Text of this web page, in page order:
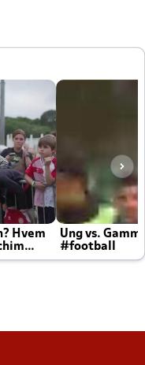
Hvem
Ung vs.
#football